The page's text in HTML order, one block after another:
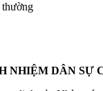
NHIỆM DÂN SỰ